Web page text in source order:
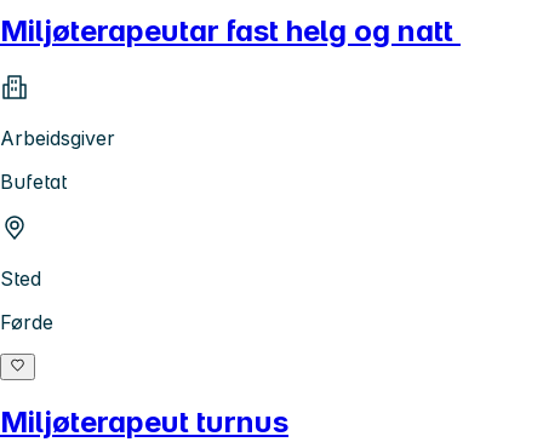
Miljøterapeutar fast helg og natt
Arbeidsgiver
Bufetat
Sted
Førde
Miljøterapeut turnus